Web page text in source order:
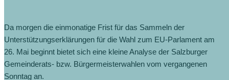
Da morgen die einmonatige Frist für das Sammeln der
Unterstützungserklärungen für die Wahl zum EU-Parlament am
26. Mai beginnt bietet sich eine kleine Analyse der Salzburger
Gemeinderats- bzw. Bürgermeisterwahlen vom vergangenen
Sonntag an.